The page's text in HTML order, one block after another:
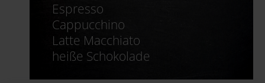
Espresso
Cappucchino
Latte Macchiato
heiße Schokolade